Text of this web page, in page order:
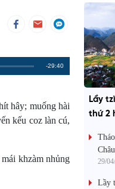
Remaining
-29:40
hây; muống hài
kếu coz làn cú,
khzàm nhủng
Lầy
thứ 2
Châu
29/
Lầy